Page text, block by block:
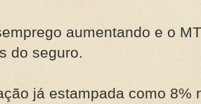
aumentando e o
do seguro.
já estampada como 8%